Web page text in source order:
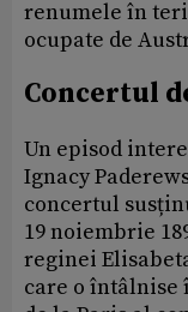
renumele în
ocupate de
Concertul
Un episod
Ignacy
concertul
19 noiembrie
reginei
care o întâlnise